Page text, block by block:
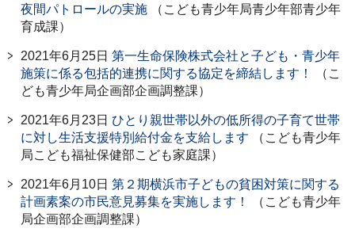
夜間パトロールの実施 （こども青少年局青少年部青少年
育成課）
2021年6月25日 第一生命保険株式会社と子ども・青少年
施策に係る包括的連携に関する協定を締結します！
（こ
ども青少年局企画部企画調整課）
2021年6月23日 ひとり親世帯以外の低所得の子育て世帯
に対し生活支援特別給付金を支給します （こども青少年
局こども福祉保健部こども家庭課）
2021年6月10日 第２期横浜市子どもの貧困対策に関する
計画素案の市民意見募集を実施します！
（こども青少年
局企画部企画調整課）